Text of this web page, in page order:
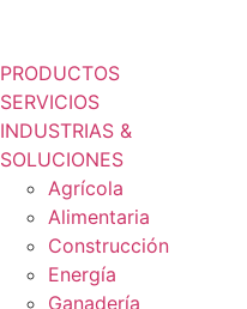
PRODUCTOS
SERVICIOS
INDUSTRIAS &
SOLUCIONES
Agrícola
Alimentaria
Construcción
Energía
Ganadería